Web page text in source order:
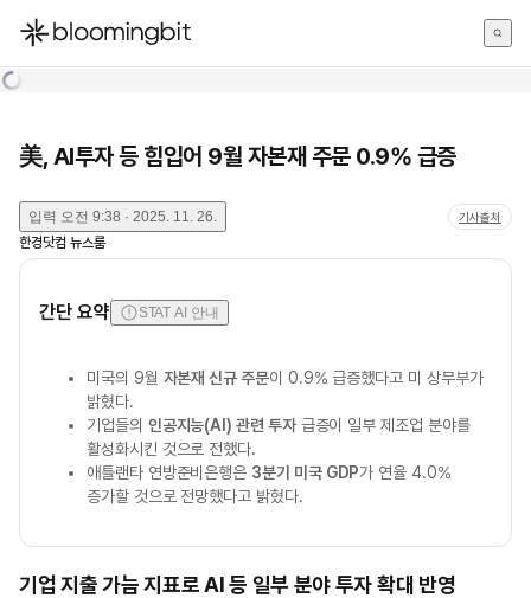
한국어
美, AI투자 등 힘입어 9월 자본재 주문 0.9% 급증
입력 오전 9:38 · 2025. 11. 26. 기사출처
한경닷컴 뉴스룸
간단 요약 STAT AI 안내
미국의 9월 자본재 신규 주문이 0.9% 급증했다고 미 상무부가
밝혔다.
기업들의 인공지능(AI) 관련 투자급증이 일부 제조업 분야를
활성화시킨 것으로 전했다.
애틀랜타 연방준비은행은 3분기 미국 GDP가 연율 4.0%
증가할 것으로 전망했다고 밝혔다.
기업 지출 가늠 지표로 AI 등 일부 분야 투자 확대 반영